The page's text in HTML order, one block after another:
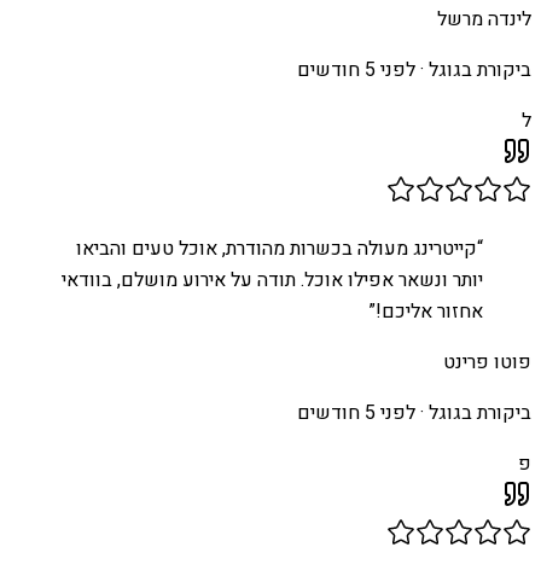
לינדה מרשל
ביקורת בגוגל ·לפני 5 חודשים
ל
“קייטרינג מעולה בכשרות מהודרת, אוכל טעים והביאו
יותר ונשאר אפילו אוכל. תודה על אירוע מושלם, בוודאי
אחזור אליכם!”
פוטו פרינט
ביקורת בגוגל ·לפני 5 חודשים
פ